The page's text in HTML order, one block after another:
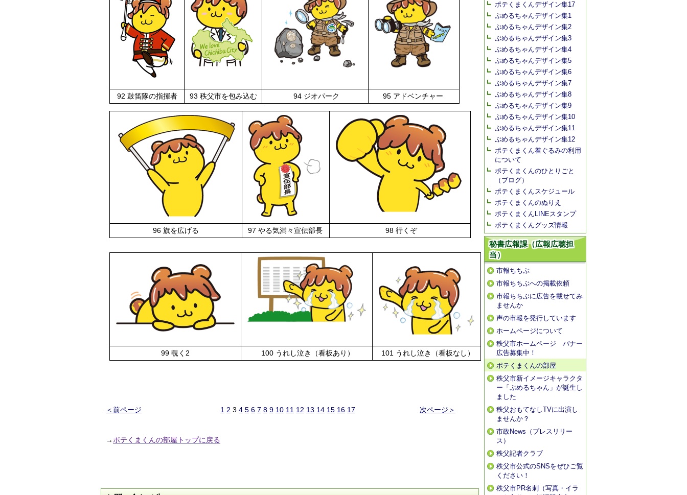
92 鼓笛隊の指揮者 93 秩父市を包み込む 94 ジオパーク 95 アドベンチャー
96 旗を広げる 97 やる気満々宣伝部長 98 行くぞ
99 覗く2 100 うれし泣き（看板あり） 101 うれし泣き（看板なし）
＜前ページ 1 2 3 4 5 6 7 8 9 10 11 12 13 14 15 16 17 次ページ＞
→ ポテくまくんの部屋トップに戻る
ポテくまくんデザイン集17
ぷめるちゃんデザイン集1
ぷめるちゃんデザイン集2
ぷめるちゃんデザイン集3
ぷめるちゃんデザイン集4
ぷめるちゃんデザイン集5
ぷめるちゃんデザイン集6
ぷめるちゃんデザイン集7
ぷめるちゃんデザイン集8
ぷめるちゃんデザイン集9
ぷめるちゃんデザイン集10
ぷめるちゃんデザイン集11
ぷめるちゃんデザイン集12
ポテくまくん着ぐるみの利用
について
ポテくまくんのひとりごと
（ブログ）
ポテくまくんスケジュール
ポテくまくんのぬりえ
ポテくまくんLINEスタンプ
ポテくまくんグッズ情報
秘書広報課（広報広聴担
当）
市報ちちぶ
市報ちちぶへの掲載依頼
市報ちちぶに広告を載せてみ
ませんか
声の市報を発行しています
ホームページについて
秩父市ホームページ バナー
広告募集中！
ポテくまくんの部屋
秩父市新イメージキャラクタ
ー「ぷめるちゃん」が誕生し
ました
秩父おもてなしTVに出演し
ませんか？
市政News（プレスリリー
ス）
秩父記者クラブ
秩父市公式のSNSをぜひご覧
ください！
秩父市PR名刺（写真・イラ